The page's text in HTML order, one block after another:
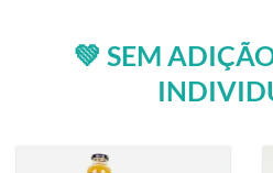
💚 SEM